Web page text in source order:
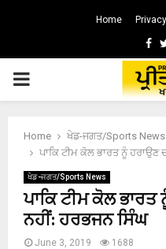
Home
PRIMARY
Home
ਖੇਡ-ਜਗਤ/Sports News
ਪਾਕਿ ਟੀਮ ਕੋਲ ਭਾਰਤ ਨੂੰ
ਖੇਡ-ਜਗਤ/Sports News
ਪਾਕਿ ਟੀਮ ਕੋਲ
ਨਹੀਂ: ਹਰਭਜਨ ਸਿੰਘ
June 3, 2019 1688